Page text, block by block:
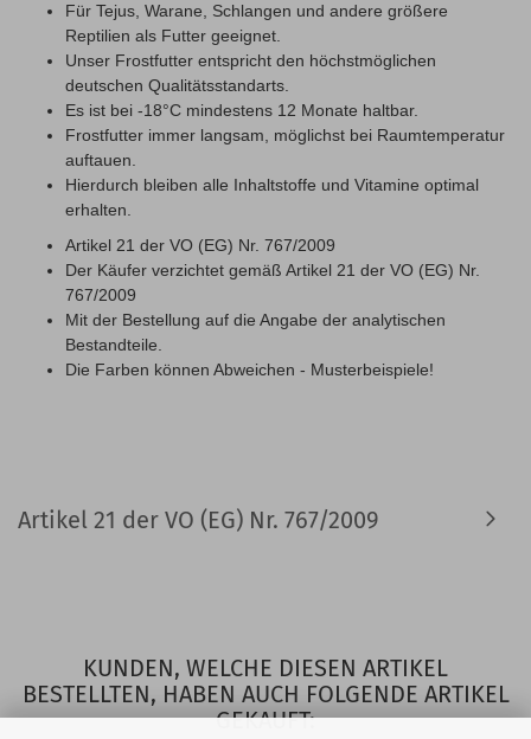
Für Tejus, Warane, Schlangen und andere größere
Reptilien als Futter geeignet.
Unser Frostfutter entspricht den höchstmöglichen
deutschen Qualitätsstandarts.
Es ist bei -18°C mindestens 12 Monate haltbar.
Frostfutter immer langsam, möglichst bei Raumtemperatur
auftauen.
Hierdurch bleiben alle Inhaltstoffe und Vitamine optimal
erhalten.
Artikel 21 der VO (EG) Nr. 767/2009
Der Käufer verzichtet gemäß Artikel 21 der VO (EG) Nr.
767/2009
Mit der Bestellung auf die Angabe der analytischen
Bestandteile.
Die Farben können Abweichen - Musterbeispiele!
Artikel 21 der VO (EG) Nr. 767/2009
KUNDEN, WELCHE DIESEN ARTIKEL
BESTELLTEN, HABEN AUCH FOLGENDE ARTIKEL
GEKAUFT: